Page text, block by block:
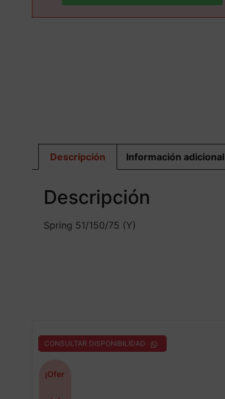
Descripción Información adicional
Descripción
Spring 51/150/75 (Y)
CONSULTAR DISPONIBILIDAD
¡Ofer